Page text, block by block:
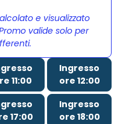
e visualizzato
valide solo per
11:00
Ingresso
ore 12:00
17:00
Ingresso
ore 18:00